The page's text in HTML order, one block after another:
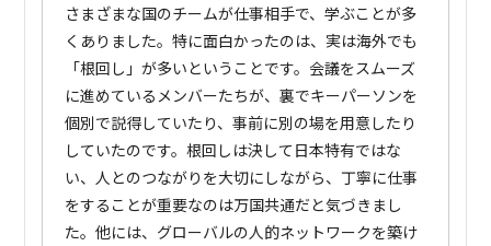
さまざまな国のチームが仕事相手で、学ぶことが多
くありました。特に面白かったのは、実は海外でも
「根回し」が多いということです。会議をスムーズ
に進めているメンバーたちが、裏でキーパーソンを
個別で説得していたり、事前に別の場を用意したり
していたのです。根回しは決して日本特有ではな
い、人とのつながりを大切にしながら、丁寧に仕事
をすることが重要なのは万国共通だと気づきまし
た。他には、グローバルの人的ネットワークを築け